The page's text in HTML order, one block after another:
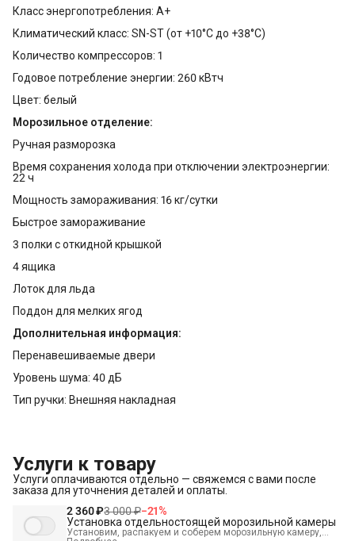
Класс энергопотребления: A+
Климатический класс: SN-ST (от +10°С до +38°С)
Количество компрессоров: 1
Годовое потребление энергии: 260 кВтч
Цвет: белый
Морозильное отделение:
Ручная разморозка
Время сохранения холода при отключении электроэнергии:
22 ч
Мощность замораживания: 16 кг/сутки
Быстрое замораживание
3 полки с откидной крышкой
4 ящика
Лоток для льда
Поддон для мелких ягод
Дополнительная информация:
Перенавешиваемые двери
Уровень шума: 40 дБ
Тип ручки: Внешняя накладная
Услуги к товару
Услуги оплачиваются отдельно — свяжемся с вами после
заказа для уточнения деталей и оплаты.
2 360 ₽3 000 ₽−21%
Установка отдельностоящей морозильной камеры
Установим, распакуем и соберем морозильную камеру,